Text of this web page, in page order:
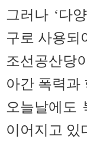
그러나 ‘다
구로 사용되
조선공산당
아간 폭력과
오늘날에도
이어지고 있